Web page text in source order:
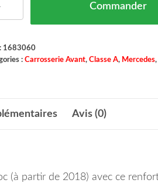
Commander
1683060
: Carrosserie Avant, Classe A, Mercedes,
Avis (0)
(à partir de 2018) avec ce